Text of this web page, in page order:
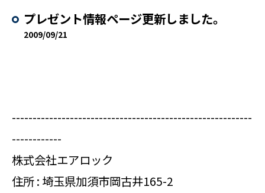
プレゼント情報ページ更新しました。
2009/09/21
----------------------------------------------------------
------------
株式会社エアロック
住所 : 埼玉県加須市岡古井165-2